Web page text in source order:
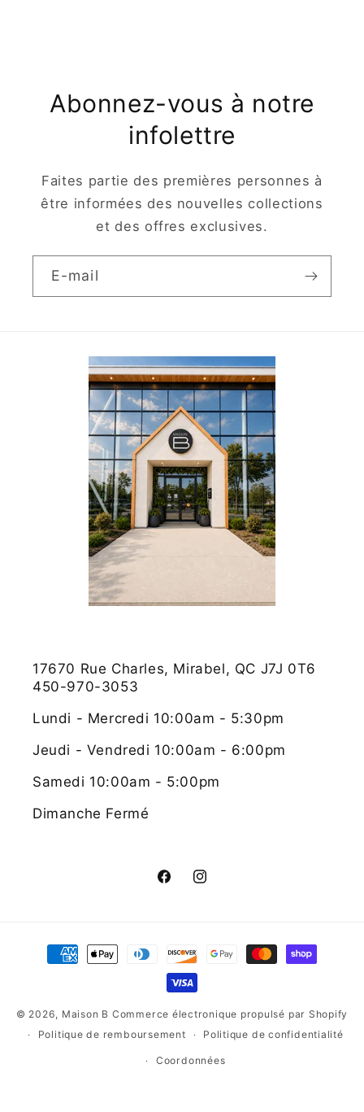
Abonnez-vous à notre
infolettre
Faites partie des premières personnes à
être informées des nouvelles collections
et des offres exclusives.
E-mail
17670 Rue Charles, Mirabel, QC J7J 0T6
450-970-3053
Lundi - Mercredi 10:00am - 5:30pm
Jeudi - Vendredi 10:00am - 6:00pm
Samedi 10:00am - 5:00pm
Dimanche Fermé
FacebookInstagram
Moyens
© 2026, Maison B Commerce électronique propulsé par Shopify
Politique de remboursement
Politique de confidentialité
Coordonnées